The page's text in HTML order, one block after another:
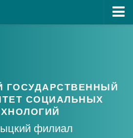
вопросы
ГОСУДАРСТВЕННЫЙ
СОЦИАЛЬНЫХ
филиал